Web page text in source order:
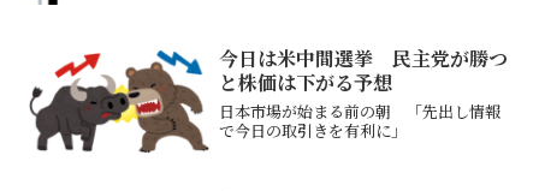
今日は米中間選挙 民主党が勝つ
と株価は下がる予想
日本市場が始まる前の朝 「先出し情報
で今日の取引きを有利に」